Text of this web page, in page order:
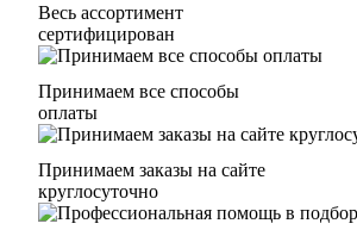
Весь ассортимент
сертифицирован
Принимаем все способы
оплаты
Принимаем заказы на сайте
круглосуточно